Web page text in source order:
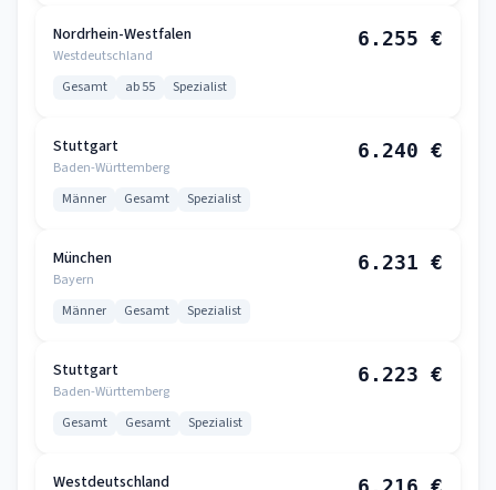
Nordrhein-Westfalen
Westdeutschland
6.255 €
Gesamt ab 55 Spezialist
Stuttgart
Baden-Württemberg
6.240 €
Männer Gesamt Spezialist
München
Bayern
6.231 €
Männer Gesamt Spezialist
Stuttgart
Baden-Württemberg
6.223 €
Gesamt Gesamt Spezialist
Westdeutschland